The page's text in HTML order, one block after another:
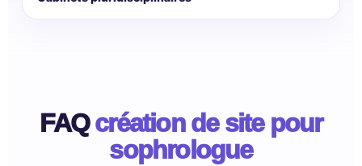
FAQcréation de site pour
sophrologue